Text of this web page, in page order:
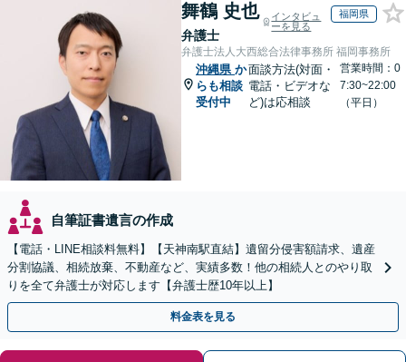
舞鶴 史也
弁護士
インタビュ
ーを見る
福岡県
弁護士法人大西総合法律事務所 福岡事務所
沖縄県 か
らも相談
受付中
面談方法(対面・
電話・ビデオな
ど)は応相談
営業時間：0
7:30~22:00
（平日）
自筆証書遺言の作成
【電話・LINE相談料無料】【天神南駅直結】遺留分侵害額請求、遺産
分割協議、相続放棄、不動産など、実績多数！他の相続人とのやり取
りを全て弁護士が対応します【弁護士歴10年以上】
料金表を見る